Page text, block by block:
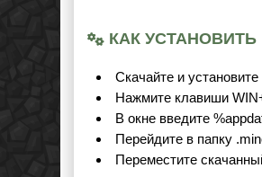
КАК УСТАНОВИТЬ
Cкачайте и установите
Нажмите клавиши
В окне введите
Перейдите в папку
Переместите